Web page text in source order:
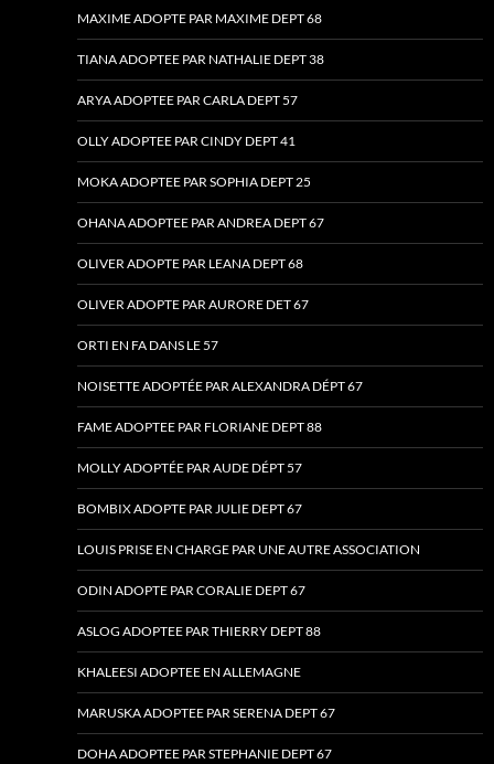
MAXIME ADOPTE PAR MAXIME DEPT 68
TIANA ADOPTEE PAR NATHALIE DEPT 38
ARYA ADOPTEE PAR CARLA DEPT 57
OLLY ADOPTEE PAR CINDY DEPT 41
MOKA ADOPTEE PAR SOPHIA DEPT 25
OHANA ADOPTEE PAR ANDREA DEPT 67
OLIVER ADOPTE PAR LEANA DEPT 68
OLIVER ADOPTE PAR AURORE DET 67
ORTI EN FA DANS LE 57
NOISETTE ADOPTÉE PAR ALEXANDRA DÉPT 67
FAME ADOPTEE PAR FLORIANE DEPT 88
MOLLY ADOPTÉE PAR AUDE DÉPT 57
BOMBIX ADOPTE PAR JULIE DEPT 67
LOUIS PRISE EN CHARGE PAR UNE AUTRE ASSOCIATION
ODIN ADOPTE PAR CORALIE DEPT 67
ASLOG ADOPTEE PAR THIERRY DEPT 88
KHALEESI ADOPTEE EN ALLEMAGNE
MARUSKA ADOPTEE PAR SERENA DEPT 67
DOHA ADOPTEE PAR STEPHANIE DEPT 67